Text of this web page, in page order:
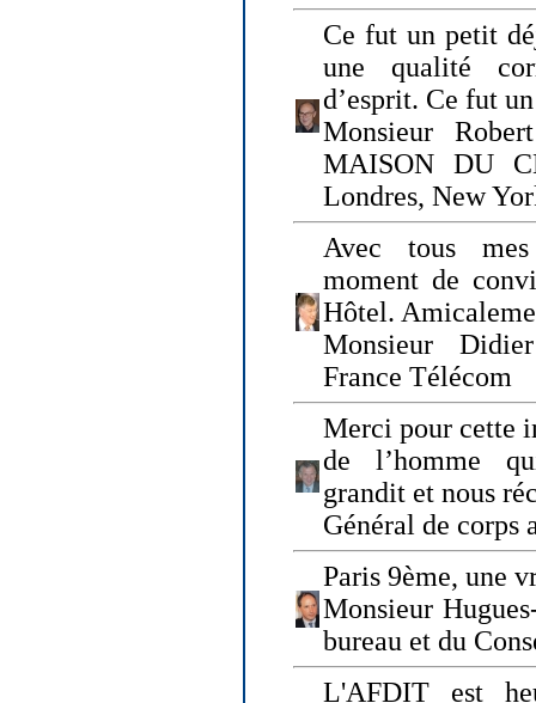
Ce fut un petit
une qualité
d’esprit. Ce fut
Monsieur
MAISON DU
Londres, New
Avec tous
moment de
Hôtel.
Monsieur
France Télécom
Merci pour cette
de l’homme
grandit et nous
Général de corps
Paris 9ème, une
Monsieur
bureau et du
L'AFDIT est